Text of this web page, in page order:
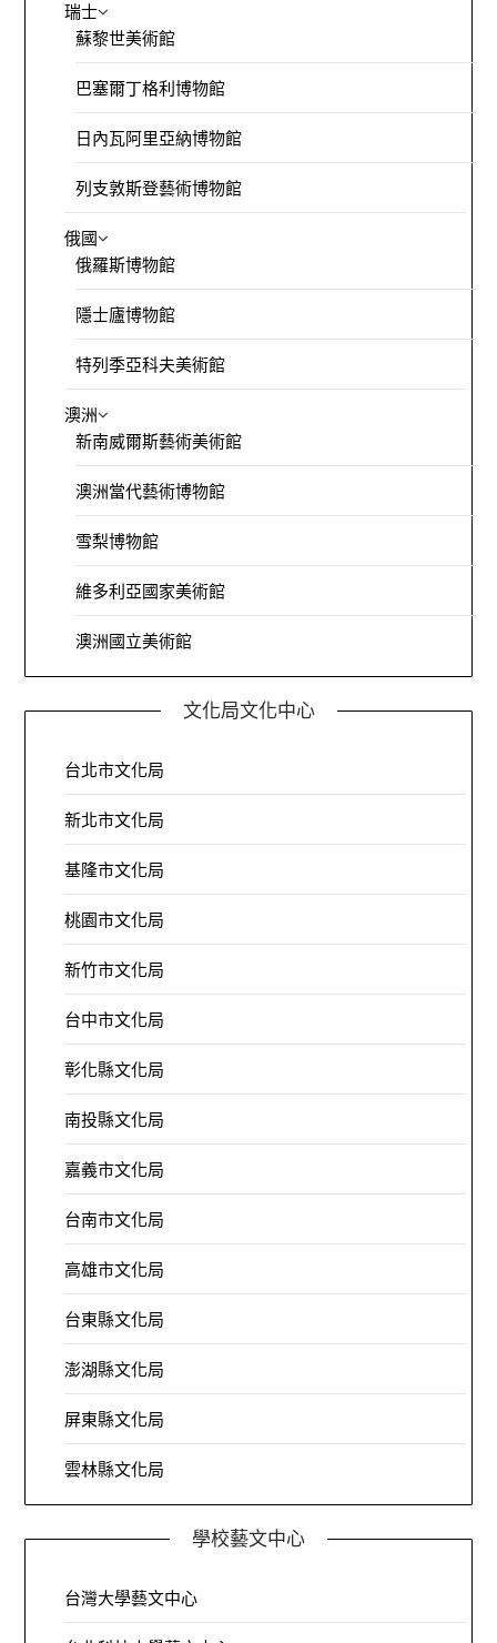
瑞士
蘇黎世美術館
巴塞爾丁格利博物館
日內瓦阿里亞納博物館
列支敦斯登藝術博物館
俄國
俄羅斯博物館
隱士廬博物館
特列季亞科夫美術館
澳洲
新南威爾斯藝術美術館
澳洲當代藝術博物館
雪梨博物館
維多利亞國家美術館
澳洲國立美術館
文化局文化中心
台北市文化局
新北市文化局
基隆市文化局
桃園市文化局
新竹市文化局
台中市文化局
彰化縣文化局
南投縣文化局
嘉義市文化局
台南市文化局
高雄市文化局
台東縣文化局
澎湖縣文化局
屏東縣文化局
雲林縣文化局
學校藝文中心
台灣大學藝文中心